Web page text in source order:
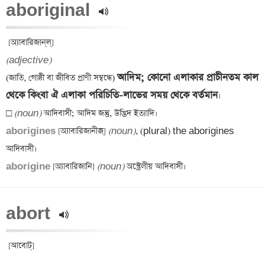
aboriginal
(adjective)
(জাতি, গোষ্ঠী বা জীবিত প্রাণী সম্বন্ধে) আদিম; কোনো এলাকার প্রাচীনতম কাল
থেকে কিংবা ঐ এলাকা পরিচিতি-লাভের সময় থেকে বর্তমান।
□ (noun)
aborigines [অ্যাবারিজানীজ্] (noun), (plural) the aborigines
aborigine [অ্যাবারিজানি] (noun)
abort